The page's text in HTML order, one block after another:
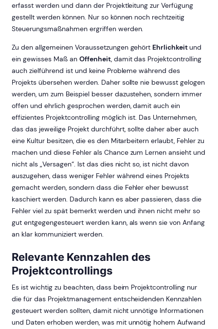
erfasst werden und dann der Projektleitung zur Verfügung
gestellt werden können. Nur so können noch rechtzeitig
Steuerungsmaßnahmen ergriffen werden.
Zu den allgemeinen Voraussetzungen gehört Ehrlichkeitund
ein gewisses Maß an Offenheit, damit das Projektcontrolling
auch zielführend ist und keine Probleme während des
Projekts übersehen werden. Daher sollte nie bewusst gelogen
werden, um zum Beispiel besser dazustehen, sondern immer
offen und ehrlich gesprochen werden, damit auch ein
effizientes Projektcontrolling möglich ist. Das Unternehmen,
das das jeweilige Projekt durchführt, sollte daher aber auch
eine Kultur besitzen, die es den Mitarbeitern erlaubt, Fehler zu
machen und diese Fehler als Chance zum Lernen ansieht und
nicht als „Versagen“. Ist das dies nicht so, ist nicht davon
auszugehen, dass weniger Fehler während eines Projekts
gemacht werden, sondern dass die Fehler eher bewusst
kaschiert werden. Dadurch kann es aber passieren, dass die
Fehler viel zu spät bemerkt werden und ihnen nicht mehr so
gut entgegengesteuert werden kann, als wenn sie von Anfang
an klar kommuniziert werden.
Relevante Kennzahlen des
Projektcontrollings
Es ist wichtig zu beachten, dass beim Projektcontrolling nur
die für das Projektmanagement entscheidenden Kennzahlen
gesteuert werden sollten, damit nicht unnötige Informationen
und Daten erhoben werden, was mit unnötig hohem Aufwand